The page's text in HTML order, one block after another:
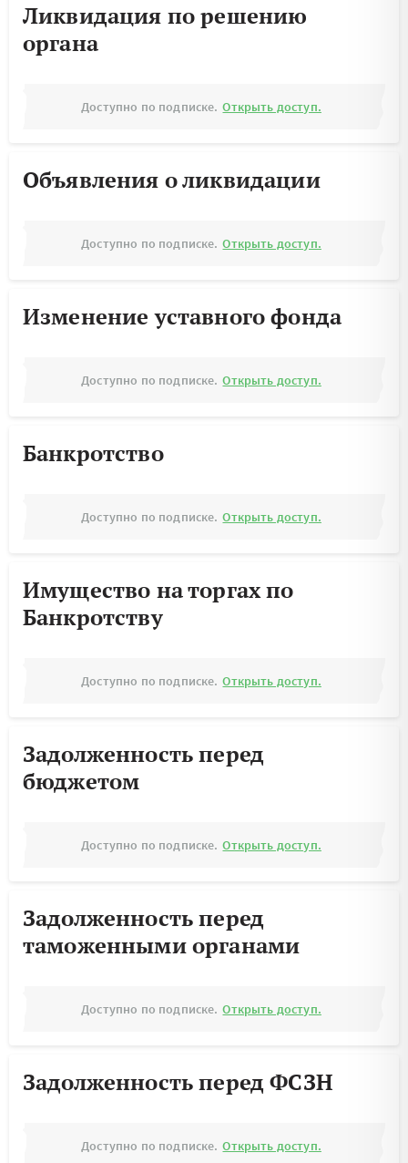
Ликвидация по решению
органа
Доступно по подписке. Открыть доступ.
Объявления о ликвидации
Доступно по подписке. Открыть доступ.
Изменение уставного фонда
Доступно по подписке. Открыть доступ.
Банкротство
Доступно по подписке. Открыть доступ.
Имущество на торгах по
Банкротству
Доступно по подписке. Открыть доступ.
Задолженность перед
бюджетом
Доступно по подписке. Открыть доступ.
Задолженность перед
таможенными органами
Доступно по подписке. Открыть доступ.
Задолженность перед ФСЗН
Доступно по подписке. Открыть доступ.